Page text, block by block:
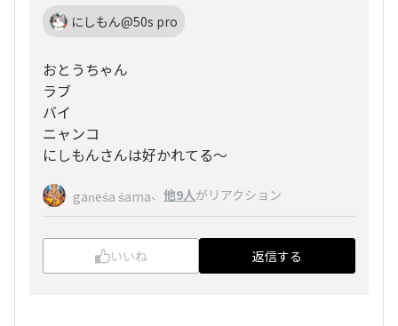
にしもん@50s pro
おとうちゃん
ラブ
バイ
ニャンコ
にしもんさんは好かれてる〜
gaṇeśa śama、 他9人がリアクション
いいね 返信する